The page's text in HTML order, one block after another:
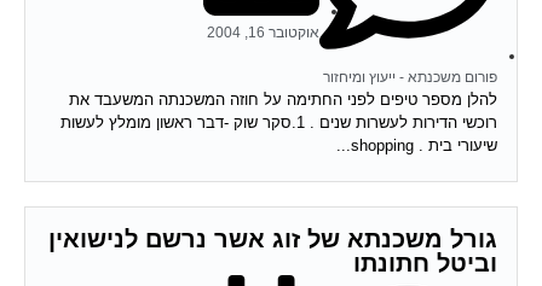
פורום משכנתא - ייעוץ ומיחזור
אוקטובר 16, 2004
להלן מספר טיפים לפני החתימה על חוזה המשכנתה המשעבד את
רוכשי הדירות לעשרות שנים . 1.סקר שוק -דבר ראשון מומלץ לעשות
שיעורי בית . shopping...
גורל משכנתא של זוג אשר נרשם לנישואין
וביטל חתונתו